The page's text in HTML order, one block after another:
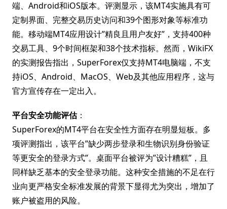
端、Android和iOS版本。评测显示，该MT4实施具有可
定制界面、完整交易历史访问和39个图形对象等标准功
能。移动端MT4应用设计”精良且用户友好”，支持400种
交易工具、9个时间框架和38个技术指标。然而，WikiFX
的实测报告指出，SuperForex仅支持MT4电脑端，不支
持iOS、Android、MacOS、Web及其他应用程序，这与
官方宣传存在一定出入。
平台安全功能评估：
SuperForex的MT4平台在安全性方面存在明显短板。多
项评测指出，该平台”缺少两步登录和生物识别身份验证
等更安全的登录方式”。桌面平台被评为”设计糟糕”，且
同样缺乏基本的安全登录功能。这种安全措施的不足在行
业向更严格安全标准发展的背景下显得尤为突出，增加了
账户被盗用的风险。